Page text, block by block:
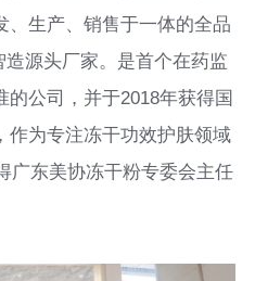
、生产、销售于一体的全品
源头厂家。是首个在药监
公司，并于2018年获得国
作为专注冻干功效护肤领域
广东美协冻干粉专委会主任